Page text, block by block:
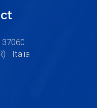
37060
- Italia